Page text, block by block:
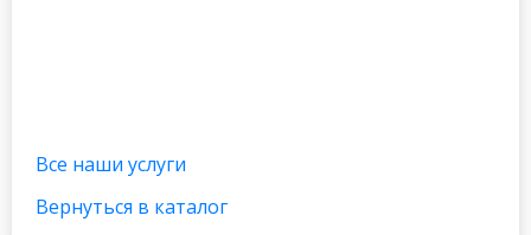
Все наши услуги
Вернуться в каталог